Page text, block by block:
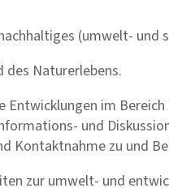
(umwelt-
Naturerlebens.
im
und
Kontaktnahme zu und
zur umwelt- und